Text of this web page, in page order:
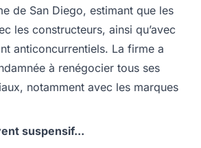
de San Diego, estimant que les
les constructeurs, ainsi qu’avec
anticoncurrentiels. La firme a
à renégocier tous ses
notamment avec les marques
suspensif...